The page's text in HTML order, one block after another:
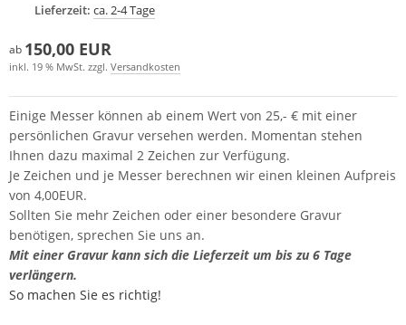
Lieferzeit: ca. 2-4 Tage
ab 150,00 EUR
inkl. 19 % MwSt. zzgl. Versandkosten
Einige Messer können ab einem Wert von 25,- € mit einer
persönlichen Gravur versehen werden. Momentan stehen
Ihnen dazu maximal 2 Zeichen zur Verfügung.
Je Zeichen und je Messer berechnen wir einen kleinen Aufpreis
von 4,00EUR.
Sollten Sie mehr Zeichen oder einer besondere Gravur
benötigen, sprechen Sie uns an.
Mit einer Gravur kann sich die Lieferzeit um bis zu 6 Tage
verlängern.
So machen Sie es richtig!